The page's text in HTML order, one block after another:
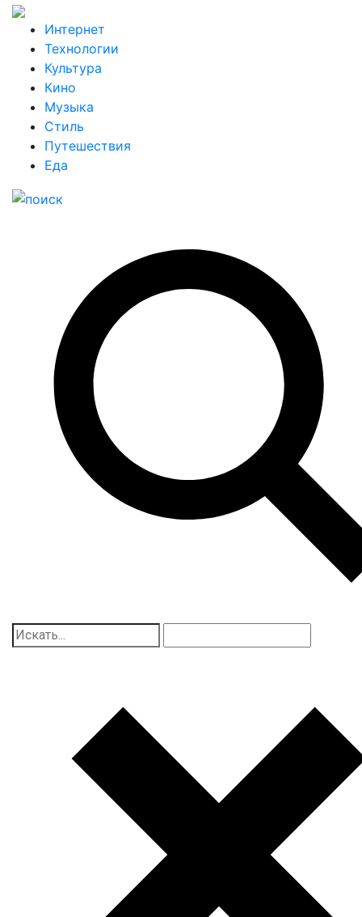
Интернет
Технологии
Культура
Кино
Музыка
Стиль
Путешествия
Еда